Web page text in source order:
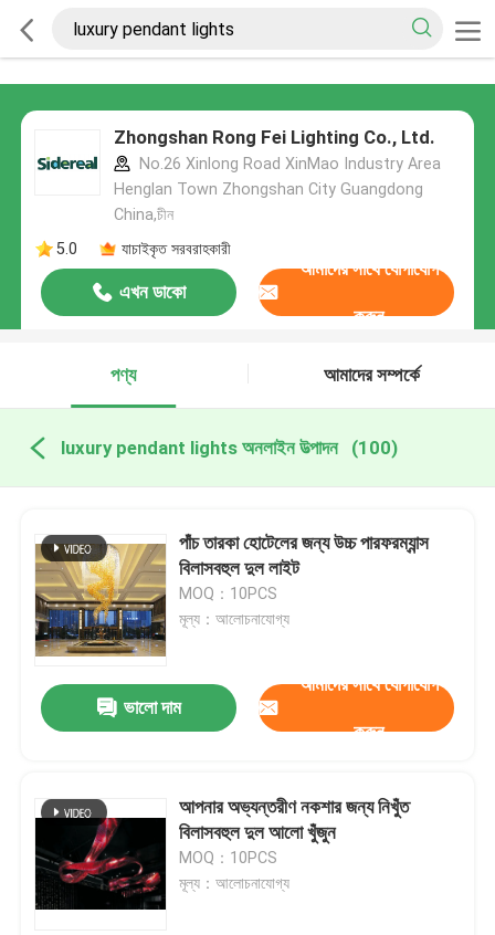
Zhongshan Rong Fei Lighting Co., Ltd.
No.26 Xinlong Road XinMao Industry Area
Henglan Town Zhongshan City Guangdong
China,চীন
5.0
যাচাইকৃত সরবরাহকারী
এখন ডাকো
আমাদের সাথে যোগাযোগ
করুন
পণ্য আমাদের সম্পর্কে
luxury pendant lights অনলাইন উত্পাদন (100)
পাঁচ তারকা হোটেলের জন্য উচ্চ পারফরম্যান্স
বিলাসবহুল দুল লাইট
MOQ：10PCS
মূল্য：আলোচনাযোগ্য
ভালো দাম
আমাদের সাথে যোগাযোগ
করুন
আপনার অভ্যন্তরীণ নকশার জন্য নিখুঁত
বিলাসবহুল দুল আলো খুঁজুন
MOQ：10PCS
মূল্য：আলোচনাযোগ্য